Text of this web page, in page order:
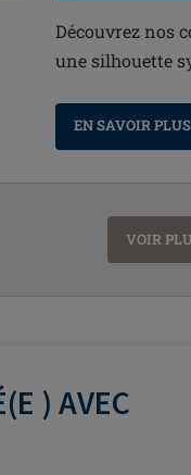
Découvrez nos
une silhouette
EN SAVOIR PLUS
VOIR
) AVEC